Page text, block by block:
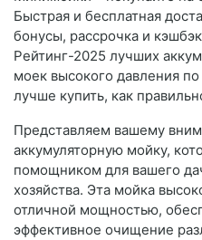
Быстрая и бесплатная
бонусы, рассрочка и
Рейтинг-2025 лучших
моек высокого давления
лучше купить, как
Представляем вашему
аккумуляторную мойку,
помощником для вашего
хозяйства. Эта мойка
отличной мощностью,
эффективное очищение